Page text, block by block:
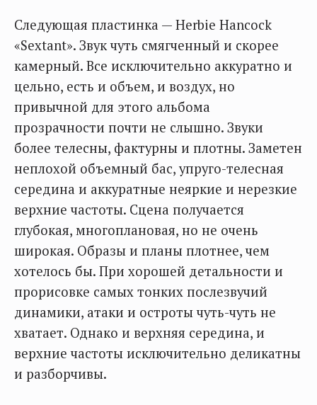
Следующая пластинка — Herbie Hancock
«Sextant». Звук чуть смягченный и скорее
камерный. Все исключительно аккуратно и
цельно, есть и объем, и воздух, но
привычной для этого альбома
прозрачности почти не слышно. Звуки
более телесны, фактурны и плотны. Заметен
неплохой объемный бас, упруго-телесная
середина и аккуратные неяркие и нерезкие
верхние частоты. Сцена получается
глубокая, многоплановая, но не очень
широкая. Образы и планы плотнее, чем
хотелось бы. При хорошей детальности и
прорисовке самых тонких послезвучий
динамики, атаки и остроты чуть-чуть не
хватает. Однако и верхняя середина, и
верхние частоты исключительно деликатны
и разборчивы.